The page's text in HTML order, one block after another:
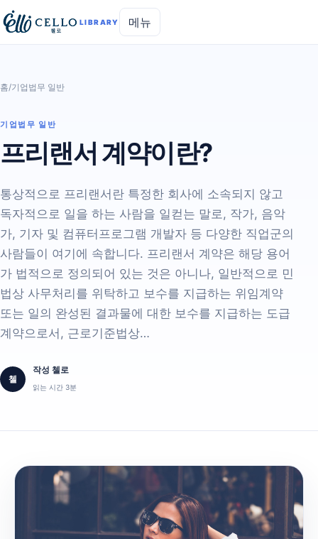
LIBRARY 메뉴
홈/기업법무 일반
기업법무 일반
프리랜서 계약이란?
통상적으로 프리랜서란 특정한 회사에 소속되지 않고
독자적으로 일을 하는 사람을 일컫는 말로, 작가, 음악
가, 기자 및 컴퓨터프로그램 개발자 등 다양한 직업군의
사람들이 여기에 속합니다. 프리랜서 계약은 해당 용어
가 법적으로 정의되어 있는 것은 아니나, 일반적으로 민
법상 사무처리를 위탁하고 보수를 지급하는 위임계약
또는 일의 완성된 결과물에 대한 보수를 지급하는 도급
계약으로서, 근로기준법상…
첼
작성 첼로
읽는 시간 3분